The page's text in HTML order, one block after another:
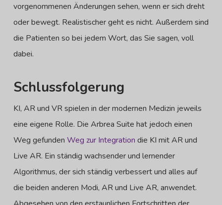
vorgenommenen Änderungen sehen, wenn er sich dreht
oder bewegt. Realistischer geht es nicht. Außerdem sind
die Patienten so bei jedem Wort, das Sie sagen, voll
dabei.
Schlussfolgerung
KI, AR und VR spielen in der modernen Medizin jeweils
eine eigene Rolle. Die Arbrea Suite hat jedoch einen
Weg gefunden Weg zur Integration die KI mit AR und
Live AR. Ein ständig wachsender und lernender
Algorithmus, der sich ständig verbessert und alles auf
die beiden anderen Modi, AR und Live AR, anwendet.